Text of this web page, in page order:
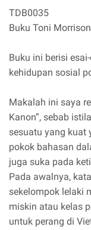
TDB0035
Buku Toni
Buku ini berisi
kehidupan sosial
Makalah ini saya
Kanon”, sebab
sesuatu yang kuat
pokok bahasan
juga suka pada
Pada awalnya,
sekelompok lelaki
miskin atau kelas
untuk perang di